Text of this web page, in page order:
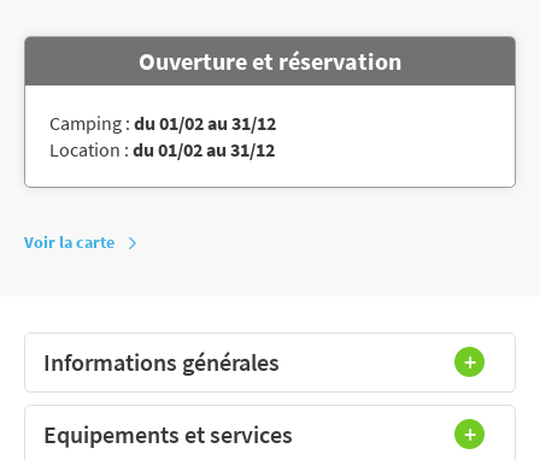
Ouverture et réservation
Camping : du 01/02 au 31/12
Location : du 01/02 au 31/12
Voir la carte
Informations générales
Equipements et services